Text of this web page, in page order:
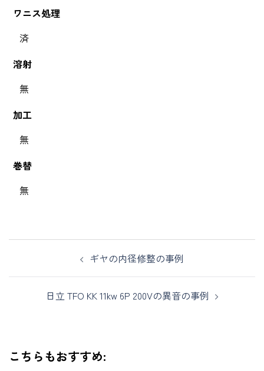
ワニス処理
済
溶射
無
加工
無
巻替
無
ギヤの内径修整の事例
日立 TFO KK 11kw 6P 200Vの異音の事例
こちらもおすすめ: